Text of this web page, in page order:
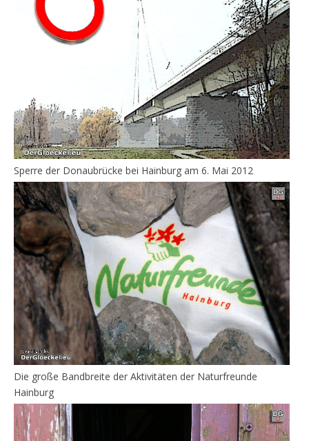
Sperre der Donaubrücke bei Hainburg am 6. Mai 2012
Die große Bandbreite der Aktivitäten der Naturfreunde
Hainburg